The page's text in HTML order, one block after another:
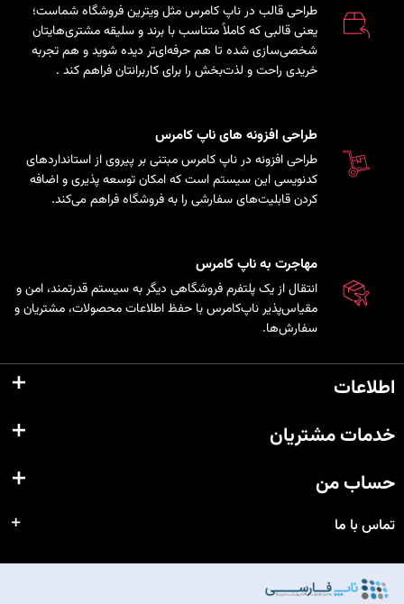
طراحی قالب در ناپ کامرس مثل ویترین فروشگاه شماست؛
یعنی قالبی که کاملاً متناسب با برند و سلیقه مشتری‌هایتان
شخصی‌سازی شده تا هم حرفه‌ای‌تر دیده شوید و هم تجربه
خریدی راحت و لذت‌بخش را برای کاربرانتان فراهم کند .
طراحی افزونه های ناپ کامرس
طراحی افزونه در ناپ کامرس مبتنی بر پیروی از استانداردهای
کدنویسی این سیستم است که امکان توسعه پذیری و اضافه
کردن قابلیت‌های سفارشی را به فروشگاه فراهم می‌کند.
مهاجرت به ناپ کامرس
انتقال از یک پلتفرم فروشگاهی دیگر به سیستم قدرتمند، امن و
مقیاس‌پذیر ناپ‌کامرس با حفظ اطلاعات محصولات، مشتریان و
سفارش‌ها.
اطلاعات
خدمات مشتریان
حساب من
تماس با ما